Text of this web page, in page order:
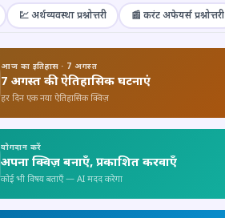
💹 अर्थव्यवस्था प्रश्नोत्तरी 📰 करंट अफेयर्स प्रश्नोत्तरी
आज का इतिहास · 7 अगस्त
7 अगस्त की ऐतिहासिक घटनाएं
हर दिन एक नया ऐतिहासिक क्विज़
योगदान करें
अपना क्विज़ बनाएँ, प्रकाशित करवाएँ
कोई भी विषय बताएँ — AI मदद करेगा